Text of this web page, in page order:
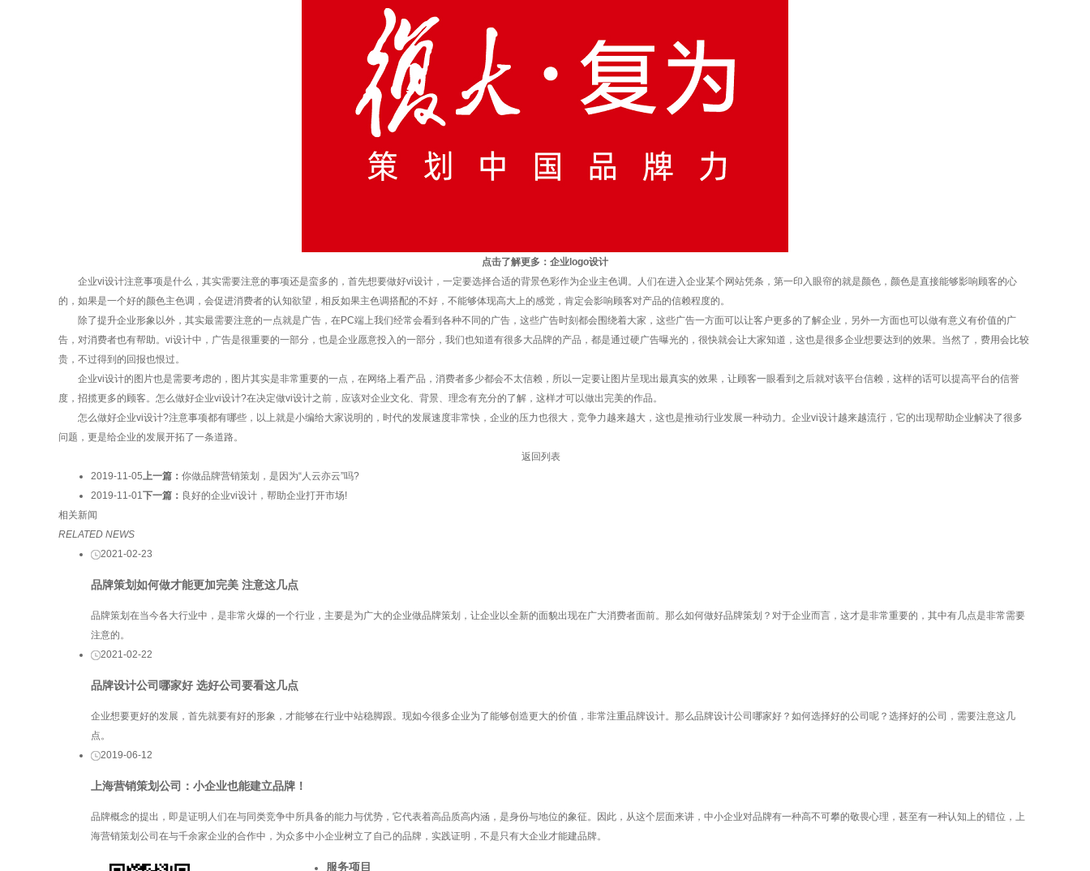
点击了解更多： 企业logo设计
企业vi设计注意事项是什么，其实需要注意的事项还是蛮多的，首先想要做好vi设计，一定要选择合适的背景色彩作为企业主色调。人们在进入企业某个网站凭条，第一印入眼帘的就是颜色，颜色是直接能够影响顾客的心
的，如果是一个好的颜色主色调，会促进消费者的认知欲望，相反如果主色调搭配的不好，不能够体现高大上的感觉，肯定会影响顾客对产品的信赖程度的。
除了提升企业形象以外，其实最需要注意的一点就是广告，在PC端上我们经常会看到各种不同的广告，这些广告时刻都会围绕着大家，这些广告一方面可以让客户更多的了解企业，另外一方面也可以做有意义有价值的广
告，对消费者也有帮助。vi设计中，广告是很重要的一部分，也是企业愿意投入的一部分，我们也知道有很多大品牌的产品，都是通过硬广告曝光的，很快就会让大家知道，这也是很多企业想要达到的效果。当然了，费用会比较
贵，不过得到的回报也恨过。
企业vi设计的图片也是需要考虑的，图片其实是非常重要的一点，在网络上看产品，消费者多少都会不太信赖，所以一定要让图片呈现出最真实的效果，让顾客一眼看到之后就对该平台信赖，这样的话可以提高平台的信誉
度，招揽更多的顾客。怎么做好企业vi设计?在决定做vi设计之前，应该对企业文化、背景、理念有充分的了解，这样才可以做出完美的作品。
怎么做好企业vi设计?注意事项都有哪些，以上就是小编给大家说明的，时代的发展速度非常快，企业的压力也很大，竞争力越来越大，这也是推动行业发展一种动力。企业vi设计越来越流行，它的出现帮助企业解决了很多
问题，更是给企业的发展开拓了一条道路。
返回列表
2019-11-05上一篇： 你做品牌营销策划，是因为“人云亦云”吗?
2019-11-01下一篇： 良好的企业vi设计，帮助企业打开市场!
相关新闻
RELATED NEWS
2021-02-23
品牌策划如何做才能更加完美 注意这几点
品牌策划在当今各大行业中，是非常火爆的一个行业，主要是为广大的企业做品牌策划，让企业以全新的面貌出现在广大消费者面前。那么如何做好品牌策划？对于企业而言，这才是非常重要的，其中有几点是非常需要
注意的。
2021-02-22
品牌设计公司哪家好 选好公司要看这几点
企业想要更好的发展，首先就要有好的形象，才能够在行业中站稳脚跟。现如今很多企业为了能够创造更大的价值，非常注重品牌设计。那么品牌设计公司哪家好？如何选择好的公司呢？选择好的公司，需要注意这几
点。
2019-06-12
上海营销策划​公司：小企业也能建立品牌！
品牌概念的提出，即是证明人们在与同类竞争中所具备的能力与优势，它代表着高品质高内涵，是身份与地位的象征。因此，从这个层面来讲，中小企业对品牌有一种高不可攀的敬畏心理，甚至有一种认知上的错位，上
海营销策划公司在与千余家企业的合作中，为众多中小企业树立了自己的品牌，实践证明，不是只有大企业才能建品牌。
服务项目